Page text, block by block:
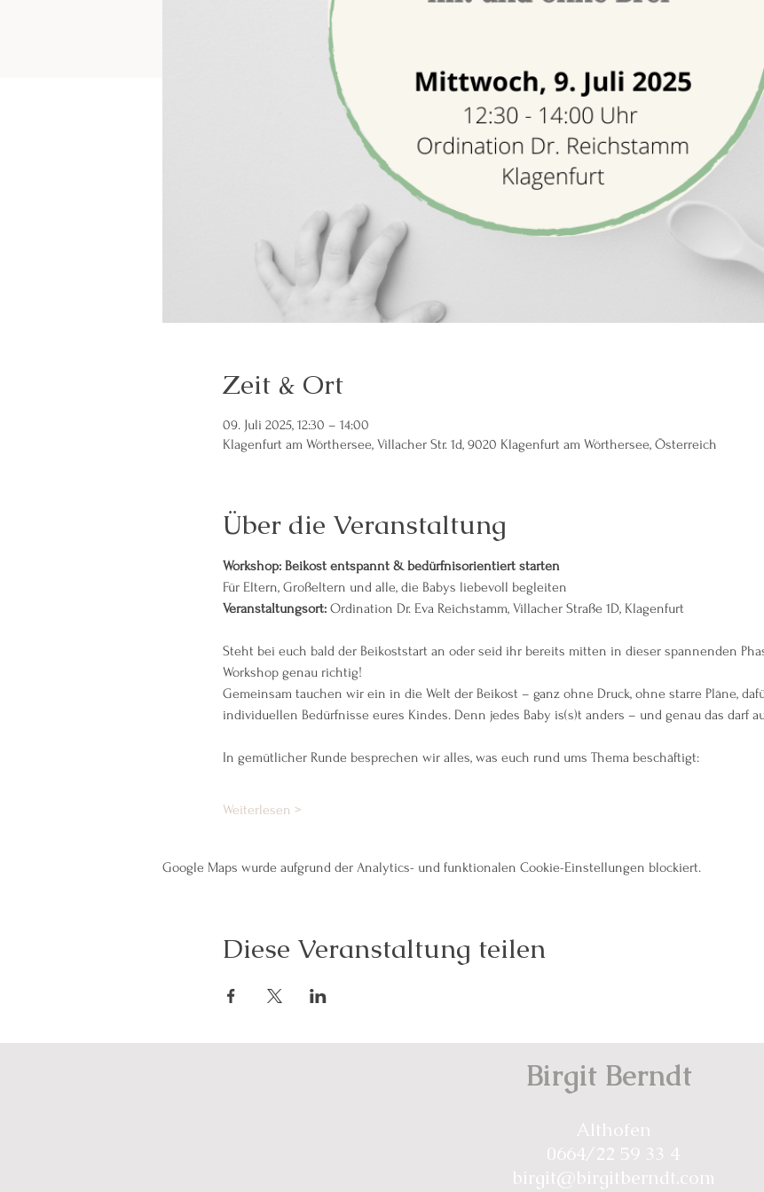
Zeit & Ort
09. Juli 2025, 12:30 – 14:00
Klagenfurt am Wörthersee, Villacher Str. 1d, 9020 Klagenfurt am Wörthersee, Österreich
Über die Veranstaltung
Workshop: Beikost entspannt & bedürfnisorientiert starten
Für Eltern, Großeltern und alle, die Babys liebevoll begleiten
Veranstaltungsort: Ordination Dr. Eva Reichstamm, Villacher Straße 1D, Klagenfurt
Steht bei euch bald der Beikoststart an oder seid ihr bereits mitten in dieser spannenden
Workshop genau richtig!
Gemeinsam tauchen wir ein in die Welt der Beikost – ganz ohne Druck, ohne starre Pläne,
individuellen Bedürfnisse eures Kindes. Denn jedes Baby is(s)t anders – und genau das darf
In gemütlicher Runde besprechen wir alles, was euch rund ums Thema beschäftigt:
Weiterlesen >
Google Maps wurde aufgrund der Analytics- und funktionalen Cookie-Einstellungen blockiert.
Diese Veranstaltung teilen
Birgit Berndt
Althofen
0664/22 59 33 4
birgit@birgitberndt.com